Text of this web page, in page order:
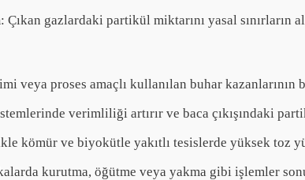
: Çıkan gazlardaki partikül miktarını yasal
veya proses amaçlı kullanılan buhar kazanlarının
verimliliği artırır ve baca çıkışındaki
kömür ve biyokütle yakıtlı tesislerde yüksek toz
kurutma, öğütme veya yakma gibi işlemler